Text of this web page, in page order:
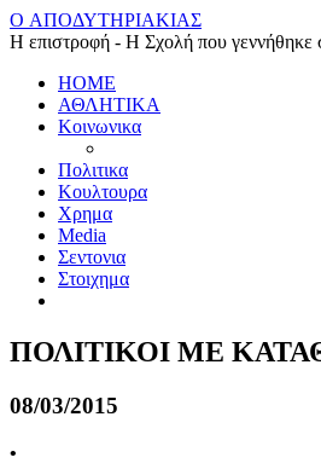
O ΑΠΟΔΥΤΗΡΙΑΚΙΑΣ
Η επιστροφή - Η Σχολή που
HOME
ΑΘΛΗΤΙΚΑ
Κοινωνικα
Πολιτικα
Κουλτουρα
Χρημα
Media
Σεντονια
Στοιχημα
ΠΟΛΙΤΙΚΟΙ ΜΕ
08/03/2015
•